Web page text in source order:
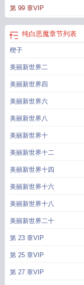
完整版txt纯白恶魔讲的什么
第 99 章VIP
纯白恶魔章节列表
楔子
美丽新世界二
美丽新世界四
美丽新世界六
美丽新世界八
美丽新世界十
美丽新世界十二
美丽新世界十四
美丽新世界十六
美丽新世界十八
美丽新世界二十
第 23 章VIP
第 25 章VIP
第 27 章VIP